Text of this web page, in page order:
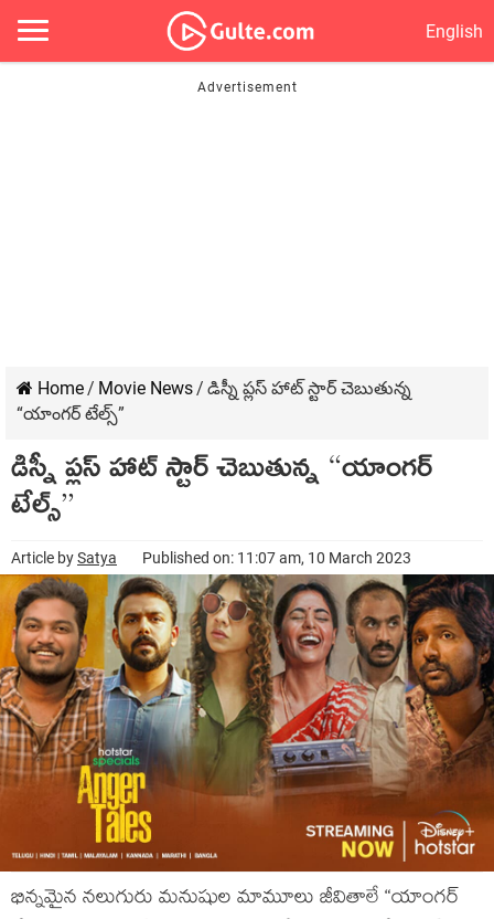
English
Home/ Movie News/ డిస్నీ ప్లస్ హాట్ స్టార్ చెబుతున్న
“యాంగర్ టేల్స్”
డిస్నీ ప్లస్ హాట్ స్టార్ చెబుతున్న “యాంగర్
టేల్స్”
Article bySatya Published on: 11:07 am, 10 March 2023
భిన్నమైన నలుగురు మనుషుల మామూలు జీవితాలే “యాంగర్